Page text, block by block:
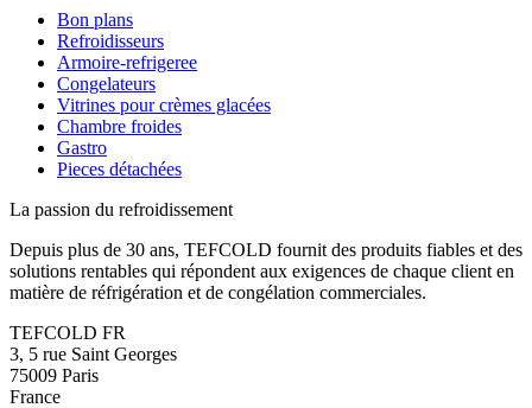
Bon plans
Refroidisseurs
Armoire-refrigeree
Congelateurs
Vitrines pour crèmes glacées
Chambre froides
Gastro
Pieces détachées
La passion du refroidissement
Depuis plus de 30 ans, TEFCOLD fournit des produits fiables et des
solutions rentables qui répondent aux exigences de chaque client en
matière de réfrigération et de congélation commerciales.
TEFCOLD FR
3, 5 rue Saint Georges
75009 Paris
France